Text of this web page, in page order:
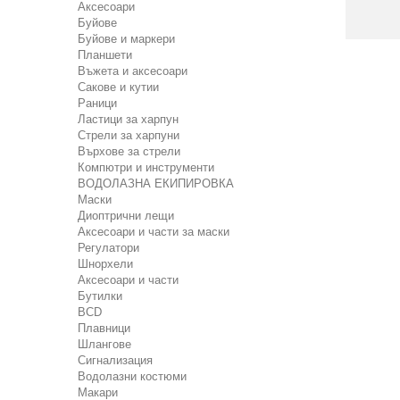
Аксесоари
Буйове
Буйове и маркери
Планшети
Въжета и аксесоари
Сакове и кутии
Раници
Ластици за харпун
Стрели за харпуни
Върхове за стрели
Компютри и инструменти
ВОДОЛАЗНА ЕКИПИРОВКА
Маски
Диоптрични лещи
Аксесоари и части за маски
Регулатори
Шнорхели
Аксесоари и части
Бутилки
BCD
Плавници
Шлангове
Сигнализация
Водолазни костюми
Макари